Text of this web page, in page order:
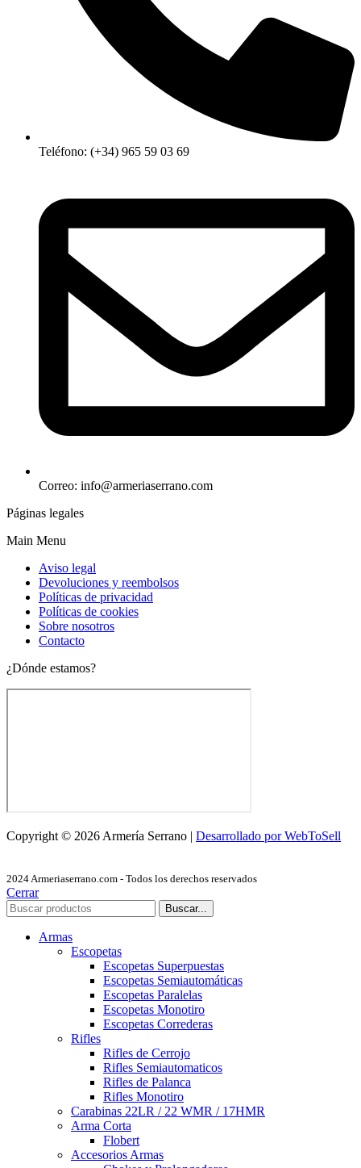
Teléfono: (+34) 965 59 03 69
Correo: info@armeriaserrano.com
Páginas legales
Main Menu
Aviso legal
Devoluciones y reembolsos
Políticas de privacidad
Políticas de cookies
Sobre nosotros
Contacto
¿Dónde estamos?
Copyright © 2026 Armería Serrano | Desarrollado por WebToSell
2024 Armeriaserrano.com - Todos los derechos reservados
Cerrar
Buscar...
Armas
Escopetas
Escopetas Superpuestas
Escopetas Semiautomáticas
Escopetas Paralelas
Escopetas Monotiro
Escopetas Correderas
Rifles
Rifles de Cerrojo
Rifles Semiautomaticos
Rifles de Palanca
Rifles Monotiro
Carabinas 22LR / 22 WMR / 17HMR
Arma Corta
Flobert
Accesorios Armas